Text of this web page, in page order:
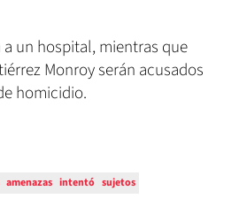
un hospital, mientras que
Monroy serán acusados
homicidio.
amenazas intentó sujetos